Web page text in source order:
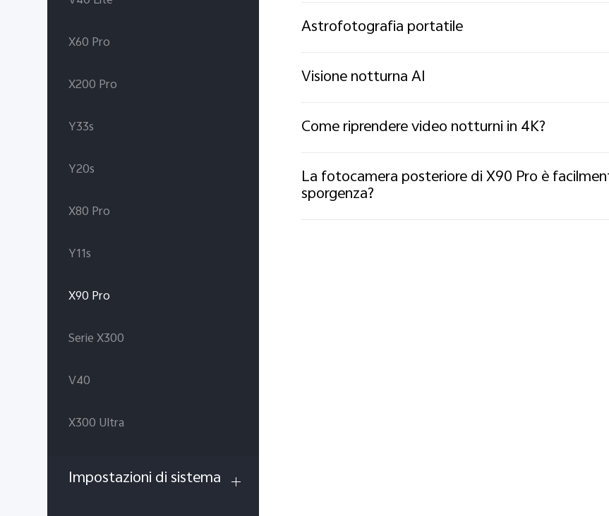
X60 Pro
X200 Pro
Y33s
Y20s
X80 Pro
Y11s
X90 Pro
Serie X300
V40
X300 Ultra
Impostazioni di sistema
Astrofotografia portatile
Visione notturna AI
Come riprendere video notturni in 4K?
La fotocamera posteriore di X90 Pro è
sporgenza?